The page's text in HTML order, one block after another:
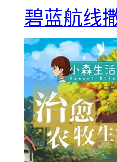
碧蓝航线